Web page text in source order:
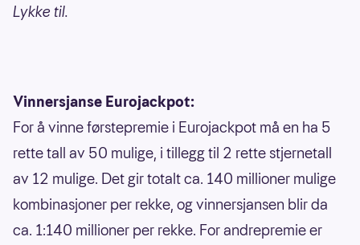
Lykke til.
Vinnersjanse Eurojackpot:
For å vinne førstepremie i Eurojackpot må en ha 5
rette tall av 50 mulige, i tillegg til 2 rette stjernetall
av 12 mulige. Det gir totalt ca. 140 millioner mulige
kombinasjoner per rekke, og vinnersjansen blir da
ca. 1:140 millioner per rekke. For andrepremie er